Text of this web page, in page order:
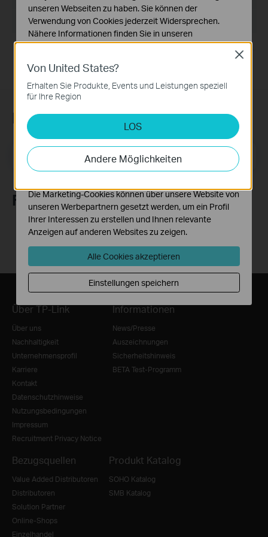
Betriebssystem: win10/win11
Newsletter abonnieren
E-Mail-Adresse Registrieren
Folge uns
Über TP-Link
Über uns
Nachhaltigkeit
Unternehmensprofil
Karriere
Kontakt
Datenschutzhinweise
Nutzungsbedingungen
Impressum
Recruitment Privacy Notice
Informationen
News/Presse
Auszeichnungen
Sicherheitshinweis
BETA Test-Programm
Bezugsquellen
Value Added Distributoren
Distributoren
Solution Partner
Online-Shops
Einzelhandel
Produkt Katalog
SOHO Katalog
SMB Katalog
Von United States?
Erhalten Sie Produkte, Events und Leistungen speziell
für Ihre Region
LOS
Andere Möglichkeiten
Close
unseren Webseiten zu haben. Sie können der
Verwendung von Cookies jederzeit Widersprechen.
Nähere Informationen finden Sie in unseren
Datenschutzhinweisen.
Notwendige Cookies
erforderlich und können in Ihren Systemen nicht
Analyse- und Marketing-Cookies
Analyse-Cookies ermöglichen es uns, Ihre Aktivitäten
auf unserer Website zu analysieren, um die
Funktionsweise unserer Website zu verbessern und
Die Marketing-Cookies können über unsere Website von
unseren Werbepartnern gesetzt werden, um ein Profil
Ihrer Interessen zu erstellen und Ihnen relevante
Anzeigen auf anderen Websites zu zeigen.
Alle Cookies akzeptieren
Einstellungen speichern